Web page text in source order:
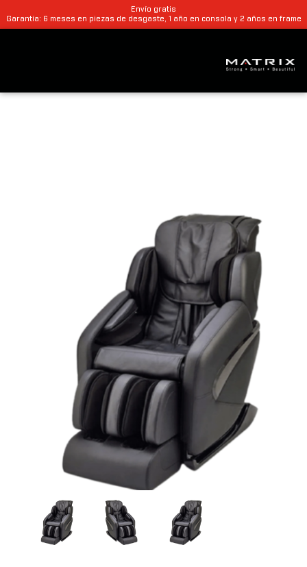
Envío gratis
Garantía: 6 meses en piezas de desgaste, 1 año en consola y 2 años en frame